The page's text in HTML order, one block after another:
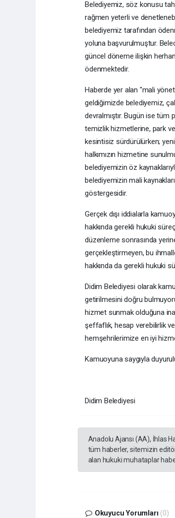
Belediyemiz, söz konusu
rağmen yeterli ve
belediyemiz tarafından
yoluna başvurulmuştur.
güncel döneme ilişkin
ödenmektedir.
Haberde yer alan "mali
geldiğimizde belediyemiz,
devralmıştır. Bugün ise tüm
temizlik hizmetlerine, park
kesintisiz sürdürülürken;
halkımızın hizmetine
belediyemizin öz
belediyemizin mali
göstergesidir.
Gerçek dışı iddialarla
hakkında gerekli hukuki
düzenleme sonrasında
gerçekleştirmeyen, bu
hakkında da gerekli hukuki
Didim Belediyesi olarak
getirilmesini doğru
hizmet sunmak olduğuna
şeffaflık, hesap verebilirlik
hemşehrilerimize en iyi
Kamuoyuna saygıyla
Didim Belediyesi
Anadolu Ajansı (AA), İhlas
tüm haberler, sitemizin
alan hukuki muhataplar
Okuyucu Yorumları (0)